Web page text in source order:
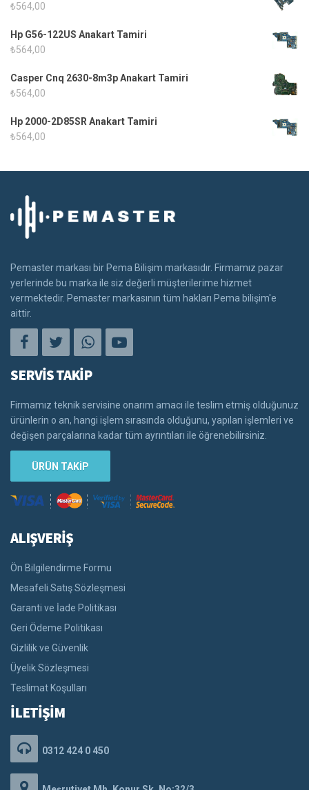
₺564,00
Hp G56-122US Anakart Tamiri
₺564,00
Casper Cnq 2630-8m3p Anakart Tamiri
₺564,00
Hp 2000-2D85SR Anakart Tamiri
₺564,00
Pemaster markası bir Pema Bilişim markasıdır. Firmamız pazar
yerlerinde bu marka ile siz değerli müşterilerime hizmet
vermektedir. Pemaster markasının tüm hakları Pema bilişim'e
aittir.
SERVİS TAKİP
Firmamız teknik servisine onarım amacı ile teslim etmiş olduğunuz
ürünlerin o an, hangi işlem sırasında olduğunu, yapılan işlemleri ve
değişen parçalarına kadar tüm ayrıntıları ile öğrenebilirsiniz.
ÜRÜN TAKİP
ALIŞVERİŞ
Ön Bilgilendirme Formu
Mesafeli Satış Sözleşmesi
Garanti ve İade Politikası
Geri Ödeme Politikası
Gizlilik ve Güvenlik
Üyelik Sözleşmesi
Teslimat Koşulları
İLETİŞİM
0312 424 0 450